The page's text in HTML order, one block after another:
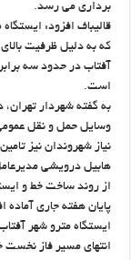
برداری می رسد.
قالیباف افزود:
که به دلیل ظرفیت
آفتاب در حدود سه
است.
به گفته شهردار
وسایل حمل و نقل
نیاز شهروندان نیز
هابیل درویشی
از روند ساخت خط و
پایان هفته جاری آماده
ایستگاه مترو شهر
انتهای مسیر فاز